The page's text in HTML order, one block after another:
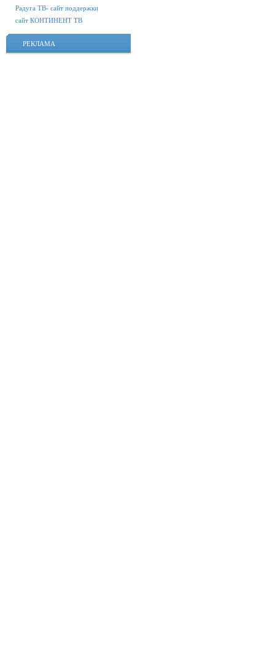
Радуга ТВ- сайт поддержки
сайт КОНТИНЕНТ ТВ
РЕКЛАМА